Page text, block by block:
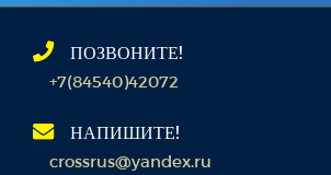
ПОЗВОНИТЕ!
+7(84540)42072
НАПИШИТЕ!
crossrus@yandex.ru